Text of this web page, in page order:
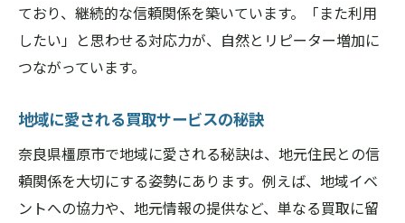
ており、継続的な信頼関係を築いています。「また利用
したい」と思わせる対応力が、自然とリピーター増加に
つながっています。
地域に愛される買取サービスの秘訣
奈良県橿原市で地域に愛される秘訣は、地元住民との信
頼関係を大切にする姿勢にあります。例えば、地域イベ
ントへの協力や、地元情報の提供など、単なる買取に留